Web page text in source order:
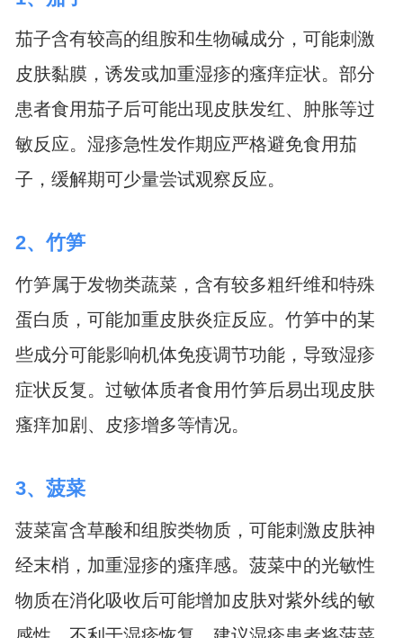
茄子含有较高的组胺和生物碱成分，可能刺激
皮肤黏膜，诱发或加重湿疹的瘙痒症状。部分
患者食用茄子后可能出现皮肤发红、肿胀等过
敏反应。湿疹急性发作期应严格避免食用茄
子，缓解期可少量尝试观察反应。
2、竹笋
竹笋属于发物类蔬菜，含有较多粗纤维和特殊
蛋白质，可能加重皮肤炎症反应。竹笋中的某
些成分可能影响机体免疫调节功能，导致湿疹
症状反复。过敏体质者食用竹笋后易出现皮肤
瘙痒加剧、皮疹增多等情况。
3、菠菜
菠菜富含草酸和组胺类物质，可能刺激皮肤神
经末梢，加重湿疹的瘙痒感。菠菜中的光敏性
物质在消化吸收后可能增加皮肤对紫外线的敏